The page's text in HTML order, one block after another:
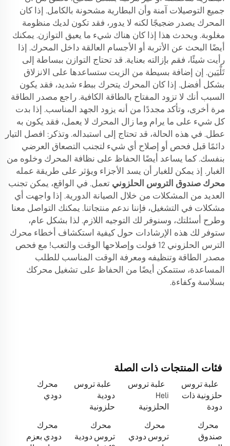
جميع التوصيلات آمنة وأن البطارية مشحونة بالكامل. إذا كان
المحرك يصدر ضجيجًا لكنه لا يدور، فقد تكون لديك منظومة
مغلوبة. ويحدث هذا إذا كان هناك شيء ما يعيق التوازن. يمكنك
أيضًا البحث عن الأتربة أو الأجسام العالقة داخل المحرك. إذا
رأيت شيئًا، فقم بإزالته بعناية. قد تحتاج التوازن ببساطة إلى
تَلْيَين. إن إضافة بسيطة من الزيت ستساعدها على الانزلاق
بشكل أفضل. إذا كان المحرك يتحرك ببطء شديد، فقد يكون
السبب أنك لا تزود المفتاح بالطاقة الكافية. راجع مصدر الطاقة
مرة أخرى، وتأكد مجددًا من أنه يزود الجهد المناسب. إذا بدت
كل شيء على ما يرام وما زال المحرك لا يعمل، فقد يكون به
عطل. في هذه الحالة، قد تحتاج إلى استبداله. وتذكر: افصل التيار
دائمًا قبل فحص أو إصلاح أي شيء لتجنب التصعاق العرضي
بنفسك. كما يساعد أيضًا الحفاظ على نظافة المحرك وخلوه من
الغبار. إذ يمكن للغبار أن يسد الأجزاء ويؤثر على طريقة عمله
محرك صندوق التروس الحلزوني تعمل. في الواقع، يمكن تجنب
العديد من المشكلات من خلال الصيانة الدورية. إذا واجهت أي
مشكلات في التشغيل، فإننا ندعم منتجاتنا. يمكنك التواصل معنا
وطرح أسئلتك، وسنوفر لك التوجيه اللازم. لذا بشكل عام،
ستوفر لك هذه الإرشادات حول كيفية استكشاف أخطاء محرك
الترس الحلزوني 12 فولت وإصلاحها الوقت والتعب! مع فحص
مصدر الطاقة وتنظيفه ومعرفة الوقت المناسب للطلب
المساعدة، ستتمكن أيضًا من الحفاظ على تشغيل محركك
بسلاسة وكفاءة.
فئات المنتجات ذات الصلة
علبة تروس
حلزونية ذات
دودة
علبة تروس
Heli
الحلزونية
علبة تروس
دودية
حلزونية
محرك
دودي
محرك
صندوق
محرك
تروس دودي
محرك
تروس دودية
محرك
دودي بعزم